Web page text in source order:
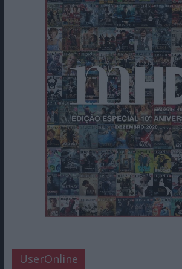
UserOnline